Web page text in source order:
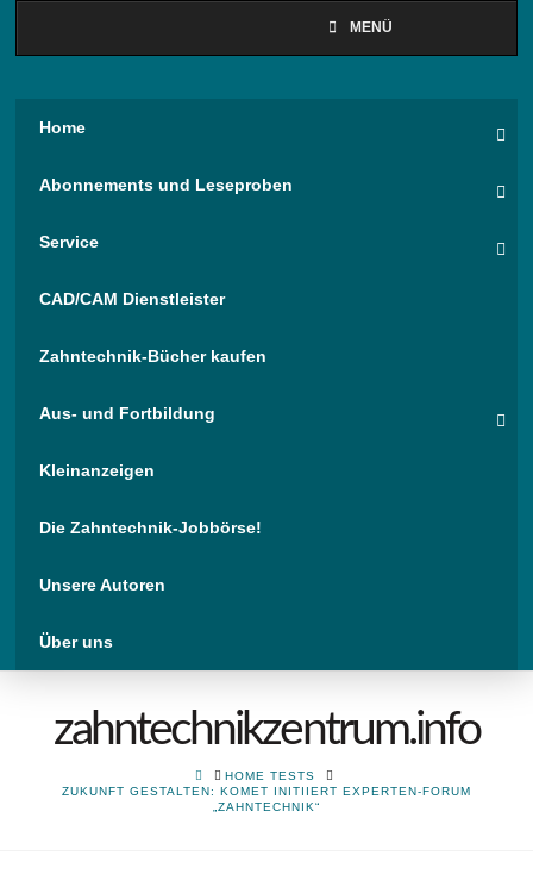
MENÜ
Home
Abonnements und Leseproben
Service
CAD/CAM Dienstleister
Zahntechnik-Bücher kaufen
Aus- und Fortbildung
Kleinanzeigen
Die Zahntechnik-Jobbörse!
Unsere Autoren
Über uns
zahntechnikzentrum.info
HOMEHOME TESTS
ZUKUNFT GESTALTEN: KOMET INITIIERT EXPERTEN-FORUM
„ZAHNTECHNIK“